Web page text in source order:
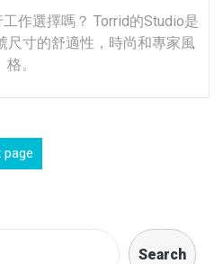
作選擇嗎？ Torrid的Studio是
尺寸的舒適性，時尚和專家風
格。
page
Search